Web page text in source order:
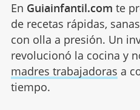
En Guiainfantil.com te
de recetas rápidas,
con olla a presión. Un
revolucionó la cocina y
madres trabajadoras a
tiempo.